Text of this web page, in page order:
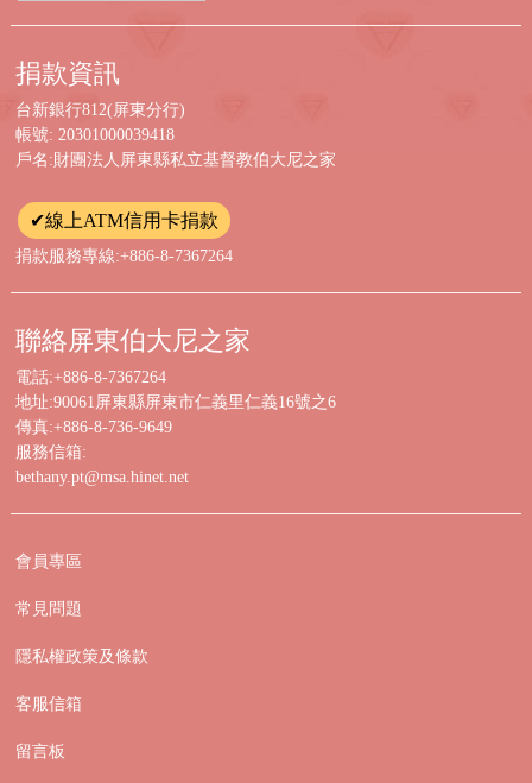
捐款資訊
台新銀行812(屏東分行)
帳號: 20301000039418
戶名:財團法人屏東縣私立基督教伯大尼之家
✔線上ATM信用卡捐款
捐款服務專線:+886-8-7367264
聯絡屏東伯大尼之家
電話:+886-8-7367264
地址:90061屏東縣屏東市仁義里仁義16號之6
傳真:+886-8-736-9649
服務信箱:
bethany.pt@msa.hinet.net
會員專區
常見問題
隱私權政策及條款
客服信箱
留言板